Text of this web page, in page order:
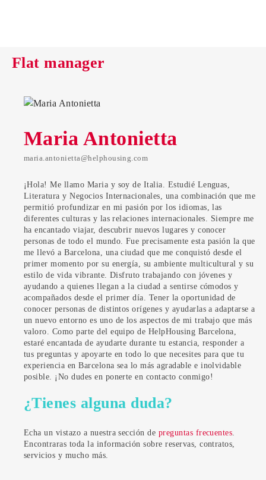
Flat manager
Maria Antonietta
maria.antonietta@helphousing.com
¡Hola! Me llamo Maria y soy de Italia. Estudié Lenguas,
Literatura y Negocios Internacionales, una combinación que me
permitió profundizar en mi pasión por los idiomas, las
diferentes culturas y las relaciones internacionales. Siempre me
ha encantado viajar, descubrir nuevos lugares y conocer
personas de todo el mundo. Fue precisamente esta pasión la que
me llevó a Barcelona, una ciudad que me conquistó desde el
primer momento por su energía, su ambiente multicultural y su
estilo de vida vibrante. Disfruto trabajando con jóvenes y
ayudando a quienes llegan a la ciudad a sentirse cómodos y
acompañados desde el primer día. Tener la oportunidad de
conocer personas de distintos orígenes y ayudarlas a adaptarse a
un nuevo entorno es uno de los aspectos de mi trabajo que más
valoro. Como parte del equipo de HelpHousing Barcelona,
estaré encantada de ayudarte durante tu estancia, responder a
tus preguntas y apoyarte en todo lo que necesites para que tu
experiencia en Barcelona sea lo más agradable e inolvidable
posible. ¡No dudes en ponerte en contacto conmigo!
¿Tienes alguna duda?
Echa un vistazo a nuestra sección de preguntas frecuentes
Encontraras toda la información sobre reservas, contratos,
servicios y mucho más.